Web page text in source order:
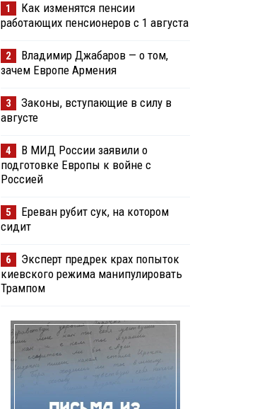
1
Как изменятся пенсии
работающих пенсионеров с 1 августа
2
Владимир Джабаров — о том,
зачем Европе Армения
3
Законы, вступающие в силу в
августе
4
В МИД России заявили о
подготовке Европы к войне с
Россией
5
Ереван рубит сук, на котором
сидит
6
Эксперт предрек крах попыток
киевского режима манипулировать
Трампом